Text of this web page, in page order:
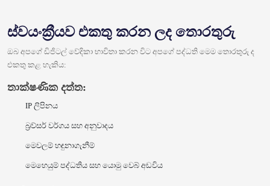
ස්වයංක්‍රීයව එකතු කරන ලද තොරතුරු
ඔබ අපගේ ඩිජිටල් වේදිකා භාවිතා කරන විට අපගේ පද්ධති මෙම තොරතුරු ද
එකතු කළ හැකිය:
තාක්ෂණික දත්ත:
IP ලිපිනය
බ්‍රව්සර් වර්ගය සහ අනුවාදය
මෙවලම් හඳුනාගැනීම්
මෙහෙයුම් පද්ධතිය සහ යොමු වෙබ් අඩවිය